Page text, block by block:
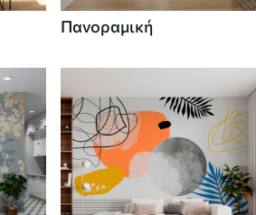
Πανοραμική